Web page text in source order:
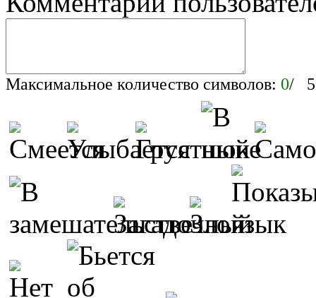
Максимальное количество символов: 0/